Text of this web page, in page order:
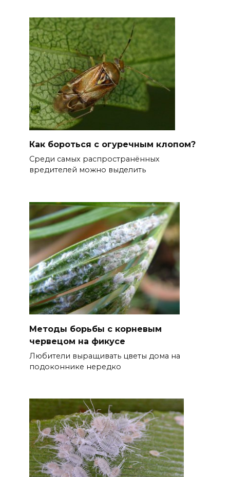
Как бороться с огуречным клопом?
Среди самых распространённых
вредителей можно выделить
Методы борьбы с корневым
червецом на фикусе
Любители выращивать цветы дома на
подоконнике нередко